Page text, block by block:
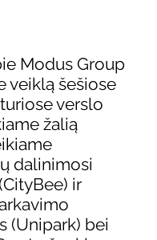
Modus Group
veiklą šešiose
verslo
žalią
dalinimosi
ir
(Unipark) bei